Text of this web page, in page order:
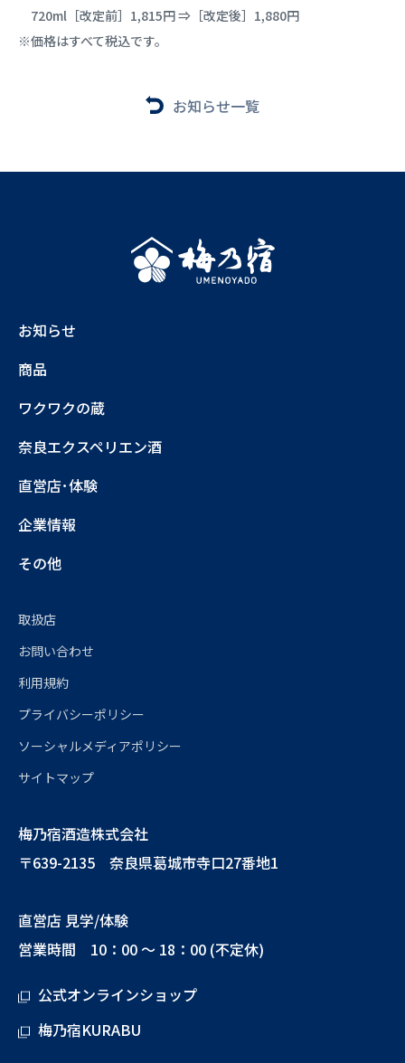
720ml［改定前］1,815円 ⇒［改定後］1,880円
※価格はすべて税込です。
お知らせ一覧
お知らせ
商品
ワクワクの蔵
奈良エクスペリエン酒
直営店･体験
企業情報
その他
取扱店
お問い合わせ
利用規約
プライバシーポリシー
ソーシャルメディアポリシー
サイトマップ
梅乃宿酒造株式会社
〒639-2135 奈良県葛城市寺口27番地1
直営店 見学/体験
営業時間 10：00 ～ 18：00 (不定休)
公式オンラインショップ
梅乃宿KURABU